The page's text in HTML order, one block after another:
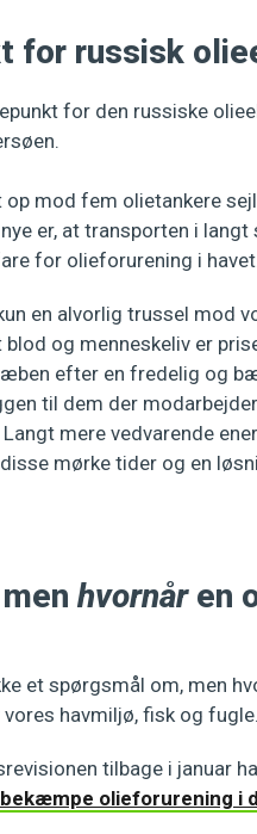
for russisk
for den russiske
mod fem olietankere
er, at transporten i
for olieforurening i
en alvorlig trussel mod
og menneskeliv er
efter en fredelig og
til dem der
mere vedvarende
mørke tider og en
hvornåren
et spørgsmål om, men
havmiljø, fisk og
tilbage i januar
olieforurening i